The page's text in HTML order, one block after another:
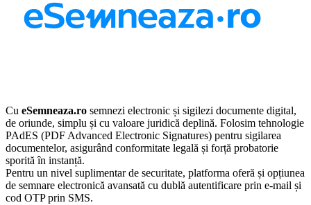
Cu eSemneaza.ro semnezi electronic și sigilezi documente digital,
de oriunde, simplu și cu valoare juridică deplină. Folosim tehnologie
PAdES (PDF Advanced Electronic Signatures) pentru sigilarea
documentelor, asigurând conformitate legală și forță probatorie
sporită în instanță.
Pentru un nivel suplimentar de securitate, platforma oferă și opțiunea
de semnare electronică avansată cu dublă autentificare prin e-mail și
cod OTP prin SMS.